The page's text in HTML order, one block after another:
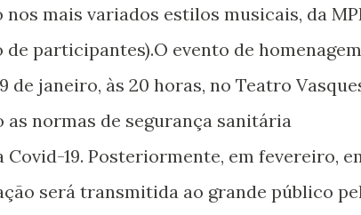
mais variados estilos musicais, da
participantes).O evento de homenagem
de janeiro, às 20 horas, no Teatro
as normas de segurança sanitária
19. Posteriormente, em fevereiro,
será transmitida ao grande público